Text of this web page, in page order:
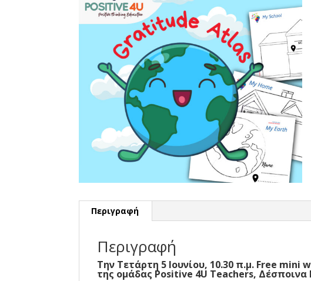
Περιγραφή
Περιγραφή
Tην Τετάρτη 5 Ιουνίου, 10.30 π.μ. Free mini
της ομάδας Positive 4U Teachers, Δέσποινα